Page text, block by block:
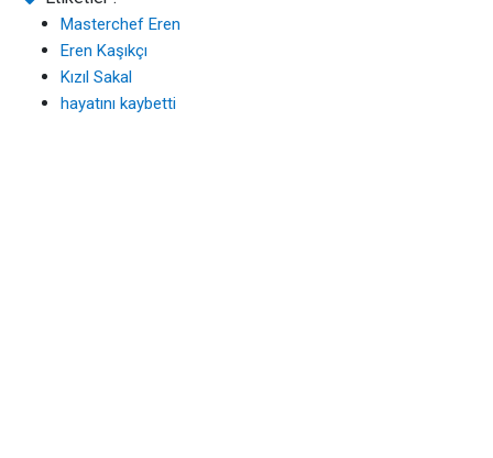
Masterchef Eren
Eren Kaşıkçı
Kızıl Sakal
hayatını kaybetti